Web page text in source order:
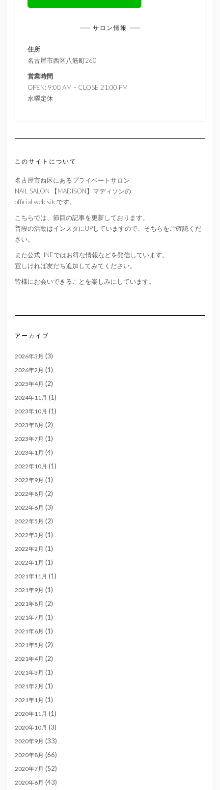
サロン情報
住所
名古屋市西区八筋町260
営業時間
OPEN: 9:00 AM – CLOSE 21:00 PM
水曜定休
このサイトについて
名古屋市西区にあるプライベートサロン
NAIL SALON 【MADISON】マディソンの
official web siteです。
こちらでは、節目の記事を更新しております。
普段の活動はインスタにUPしていますので、そちらをご確認くだ
さい。
また公式LINEではお得な情報などを発信しています。
宜しければ友だち追加してみてください。
皆様にお会いできることを楽しみにしています。
アーカイブ
2026年3月 (3)
2026年2月 (1)
2025年4月 (2)
2024年11月 (1)
2023年10月 (1)
2023年8月 (2)
2023年7月 (1)
2023年1月 (4)
2022年10月 (1)
2022年9月 (1)
2022年8月 (2)
2022年6月 (3)
2022年5月 (2)
2022年3月 (1)
2022年2月 (1)
2022年1月 (1)
2021年11月 (1)
2021年9月 (1)
2021年8月 (2)
2021年7月 (1)
2021年6月 (1)
2021年5月 (2)
2021年4月 (2)
2021年3月 (1)
2021年2月 (1)
2021年1月 (1)
2020年11月 (1)
2020年10月 (3)
2020年9月 (33)
2020年8月 (66)
2020年7月 (52)
2020年6月 (43)